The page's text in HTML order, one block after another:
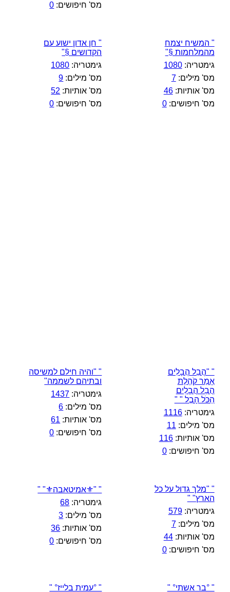
מס' חיפושים: 0
" המשיח יצמח
מהמלחמות §"
גימטריה:1080
מס' מילים:7
מס' אותיות:46
מס' חיפושים:0
" חן אדון ישוע עם
הקדושים §"
גימטריה: 1080
מס' מילים: 9
מס' אותיות: 52
מס' חיפושים: 0
" "הֲבֵל הֲבָלִים
אָמַר קֹהֶלֶת
הֲבֵל הֲבָלִים
הַכֹּל הָבֶל " "
גימטריה:1116
מס' מילים: 11
מס' אותיות:116
מס' חיפושים:0
" "והיה חילם למשיסה
ובתיהם לשממה"
גימטריה: 1437
מס' מילים: 6
מס' אותיות: 61
מס' חיפושים: 0
" "מלך גדול על כל
הארץ" "
גימטריה:579
מס' מילים:7
מס' אותיות:44
מס' חיפושים:0
" "⚜️אמיטאבה⚜️" "
גימטריה: 68
מס' מילים: 3
מס' אותיות: 36
מס' חיפושים: 0
" °בר אשתי° " " °עמית בלייז° "